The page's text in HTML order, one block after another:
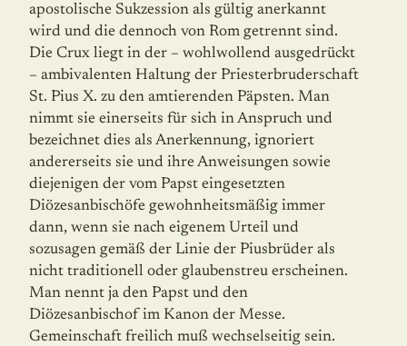
apostolische Sukzession als gültig anerkannt
wird und die dennoch von Rom getrennt sind.
Die Crux liegt in der – wohlwollend ausgedrückt
– ambivalenten Haltung der Priesterbruderschaft
St. Pius X. zu den amtierenden Päpsten. Man
nimmt sie einer­seits für sich in Anspruch und
bezeichnet dies als Anerkennung, ignoriert
andererseits sie und ihre Anweisungen sowie
diejenigen der vom Papst eingesetzten
Diözesanbischöfe gewohnheitsmäßig immer
dann, wenn sie nach eigenem Urteil und
sozusagen gemäß der Linie der Piusbrüder als
nicht traditionell oder glaubenstreu erscheinen.
Man nennt ja den Papst und den
Diözesanbischof im Kanon der Messe.
Gemeinschaft freilich muß wechselseitig sein.